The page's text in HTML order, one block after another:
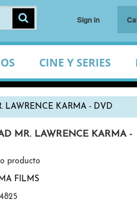
Sign in
CINE Y SERIES
LAWRENCE KARMA - DVD
MR. LAWRENCE KARMA -
producto
FILMS